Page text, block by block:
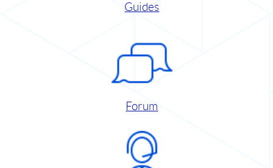
Guides
Forum